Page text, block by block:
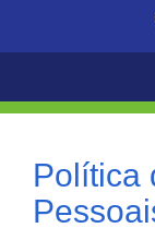
Política